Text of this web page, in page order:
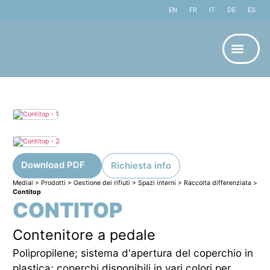
EN FR IT DE ES
Medial > Prodotti > Gestione dei rifiuti > Spazi interni > Raccolta differenziata>
Contitop
CONTITOP
Contenitore a pedale
Polipropilene; sistema d'apertura del coperchio in
Download PDF Richiesta info